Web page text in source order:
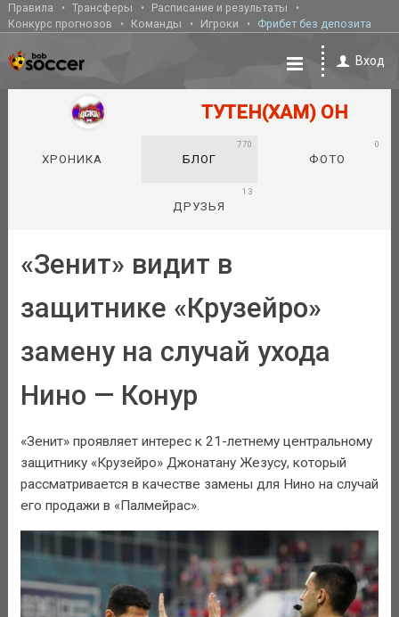
Правила Трансферы
Расписание и результаты
Конкурс прогнозов
Команды Игроки Фрибет без депозита
Вход
ТУТЕН(ХАМ) ОН
ХРОНИКА БЛОГ
770
ФОТО
0
ДРУЗЬЯ
13
«Зенит» видит в
защитнике «Крузейро»
замену на случай ухода
Нино — Конур
«Зенит» проявляет интерес к 21-летнему центральному
защитнику «Крузейро» Джонатану Жезусу, который
рассматривается в качестве замены для Нино на случай
его продажи в «Палмейрас».